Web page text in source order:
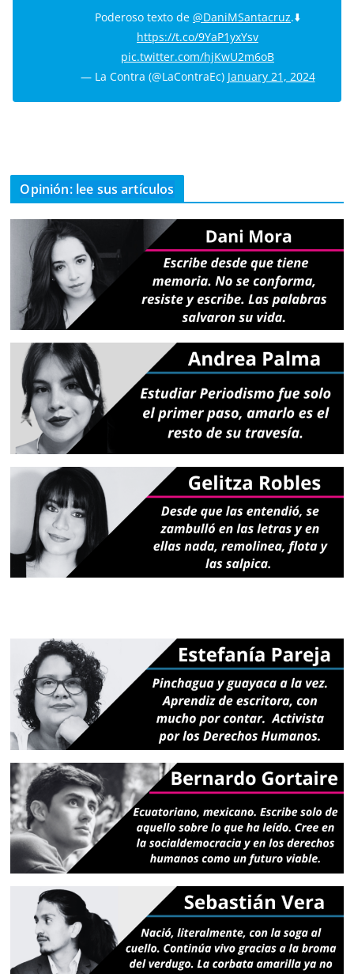
Poderoso texto de @DaniMSantacruz.⬇️
https://t.co/9YaP1yxYsv
pic.twitter.com/hjKwU2m6oB
— La Contra (@LaContraEc) January 21, 2024
Opinión: lee sus artículos